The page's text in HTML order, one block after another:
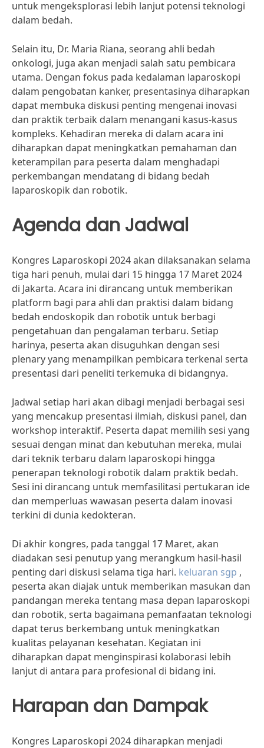
untuk mengeksplorasi lebih lanjut potensi teknologi
dalam bedah.
Selain itu, Dr. Maria Riana, seorang ahli bedah
onkologi, juga akan menjadi salah satu pembicara
utama. Dengan fokus pada kedalaman laparoskopi
dalam pengobatan kanker, presentasinya diharapkan
dapat membuka diskusi penting mengenai inovasi
dan praktik terbaik dalam menangani kasus-kasus
kompleks. Kehadiran mereka di dalam acara ini
diharapkan dapat meningkatkan pemahaman dan
keterampilan para peserta dalam menghadapi
perkembangan mendatang di bidang bedah
laparoskopik dan robotik.
Agenda dan Jadwal
Kongres Laparoskopi 2024 akan dilaksanakan selama
tiga hari penuh, mulai dari 15 hingga 17 Maret 2024
di Jakarta. Acara ini dirancang untuk memberikan
platform bagi para ahli dan praktisi dalam bidang
bedah endoskopik dan robotik untuk berbagi
pengetahuan dan pengalaman terbaru. Setiap
harinya, peserta akan disuguhkan dengan sesi
plenary yang menampilkan pembicara terkenal serta
presentasi dari peneliti terkemuka di bidangnya.
Jadwal setiap hari akan dibagi menjadi berbagai sesi
yang mencakup presentasi ilmiah, diskusi panel, dan
workshop interaktif. Peserta dapat memilih sesi yang
sesuai dengan minat dan kebutuhan mereka, mulai
dari teknik terbaru dalam laparoskopi hingga
penerapan teknologi robotik dalam praktik bedah.
Sesi ini dirancang untuk memfasilitasi pertukaran ide
dan memperluas wawasan peserta dalam inovasi
terkini di dunia kedokteran.
Di akhir kongres, pada tanggal 17 Maret, akan
diadakan sesi penutup yang merangkum hasil-hasil
penting dari diskusi selama tiga hari. keluaran sgp ,
peserta akan diajak untuk memberikan masukan dan
pandangan mereka tentang masa depan laparoskopi
dan robotik, serta bagaimana pemanfaatan teknologi
dapat terus berkembang untuk meningkatkan
kualitas pelayanan kesehatan. Kegiatan ini
diharapkan dapat menginspirasi kolaborasi lebih
lanjut di antara para profesional di bidang ini.
Harapan dan Dampak
Kongres Laparoskopi 2024 diharapkan menjadi